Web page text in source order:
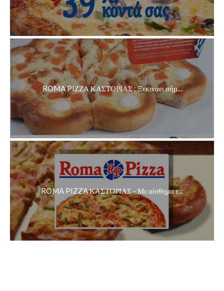
ROMA PIΖΖΑ ΚΑΣΤΟΡΙΑΣ : Ξεκινάει σήμ...
ROMA PIZZA ΚΑΣΤΟΡΙΑΣ - Με αίσθημα ε...